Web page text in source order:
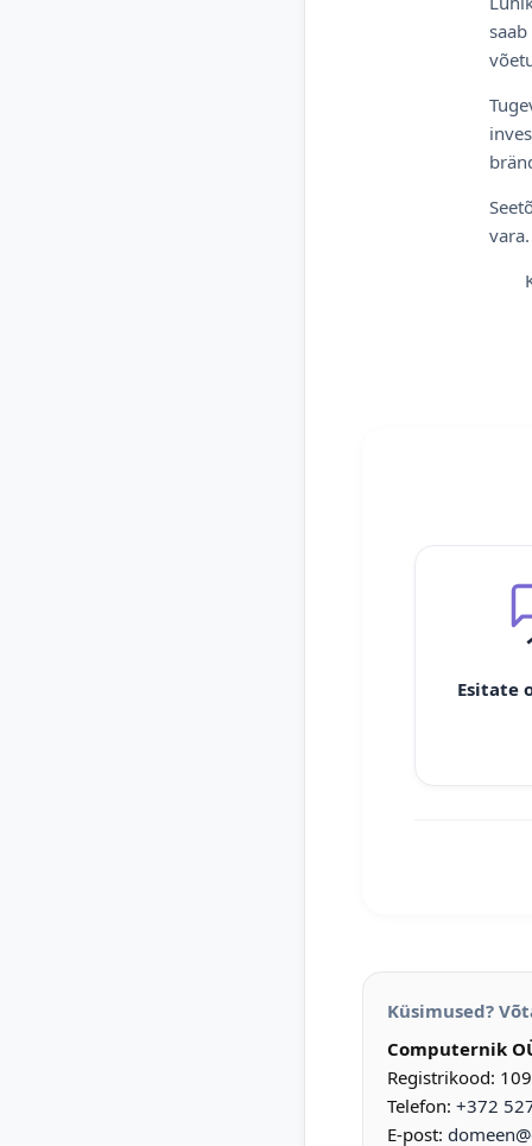
vara.
Esitate
Küsimused?
Computernik
Registrikood:
Telefon: +372
E-post: